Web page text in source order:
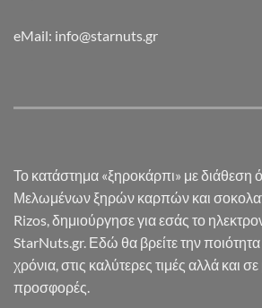
eMail: info@starnuts.gr
Το κατάστημα «ξηροκάρπι» με
Μελωμένων ξηρών καρπών και
Rizos, δημιούργησε για εσάς το
StarNuts.gr. Εδώ θα βρείτε την
χρόνια, στις καλύτερες τιμές αλλά και
προσφορές.